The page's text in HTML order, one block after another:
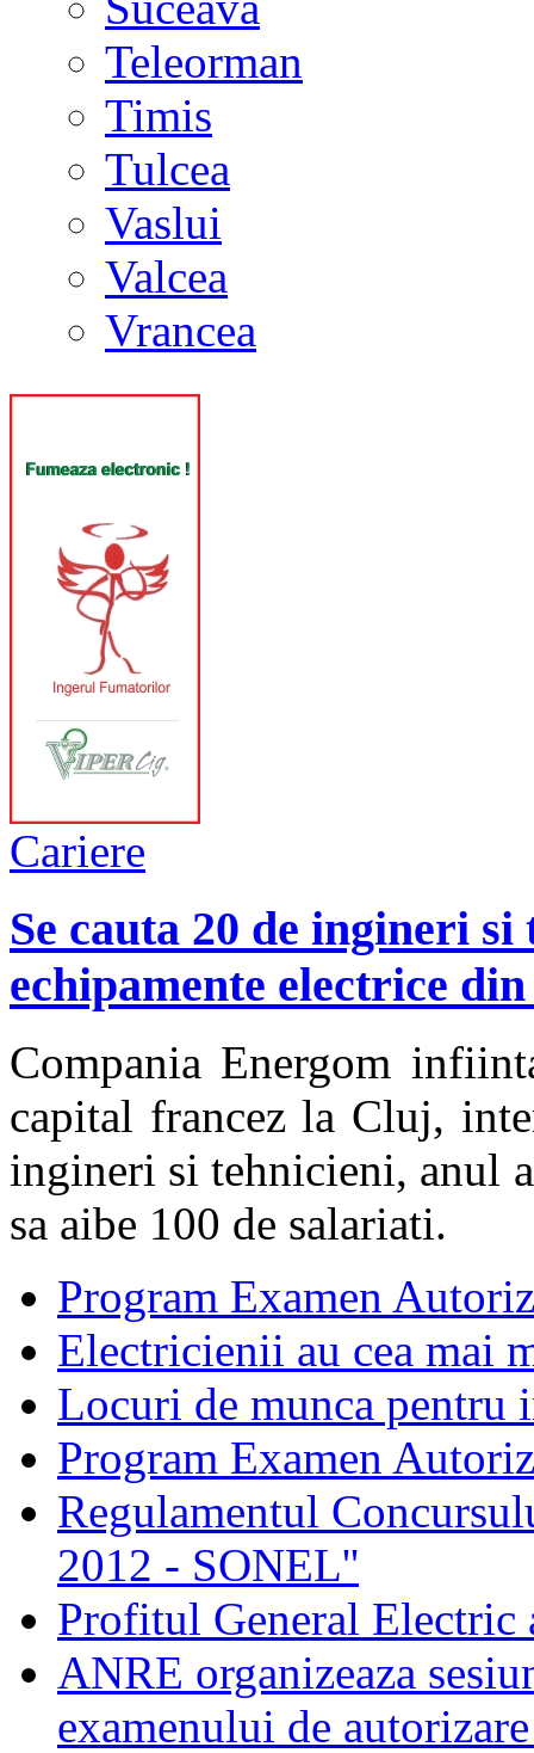
Teleorman
Timis
Tulcea
Vaslui
Valcea
Vrancea
Cariere
Se cauta 20 de ingineri
echipamente electrice
Compania Energom
capital francez la Cluj,
ingineri si tehnicieni, anul
sa aibe 100 de salariati.
Program Examen
Electricienii au cea mai
Locuri de munca pentru
Program Examen
Regulamentul
2012 - SONEL''
Profitul General Electric
ANRE organizeaza
examenului de